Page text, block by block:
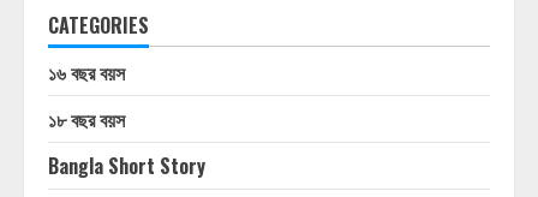
CATEGORIES
১৬ বছর বয়স
১৮ বছর বয়স
Bangla Short Story